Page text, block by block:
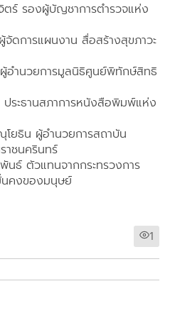
ร์ รองผู้บัญชาการตำรวจแห่ง
การแผนงาน สื่อสร้างสุขภาวะ
อำนวยการมูลนิธิศูนย์พิทักษ์สิทธิ
ะธานสภาการหนังสือพิมพ์แห่ง
ยธิน ผู้อำนวยการสถาบัน
­ราชนครินทร์
ธ์ ตัวแทนจากกระทรวงการ
­คงของมนุษย์
1